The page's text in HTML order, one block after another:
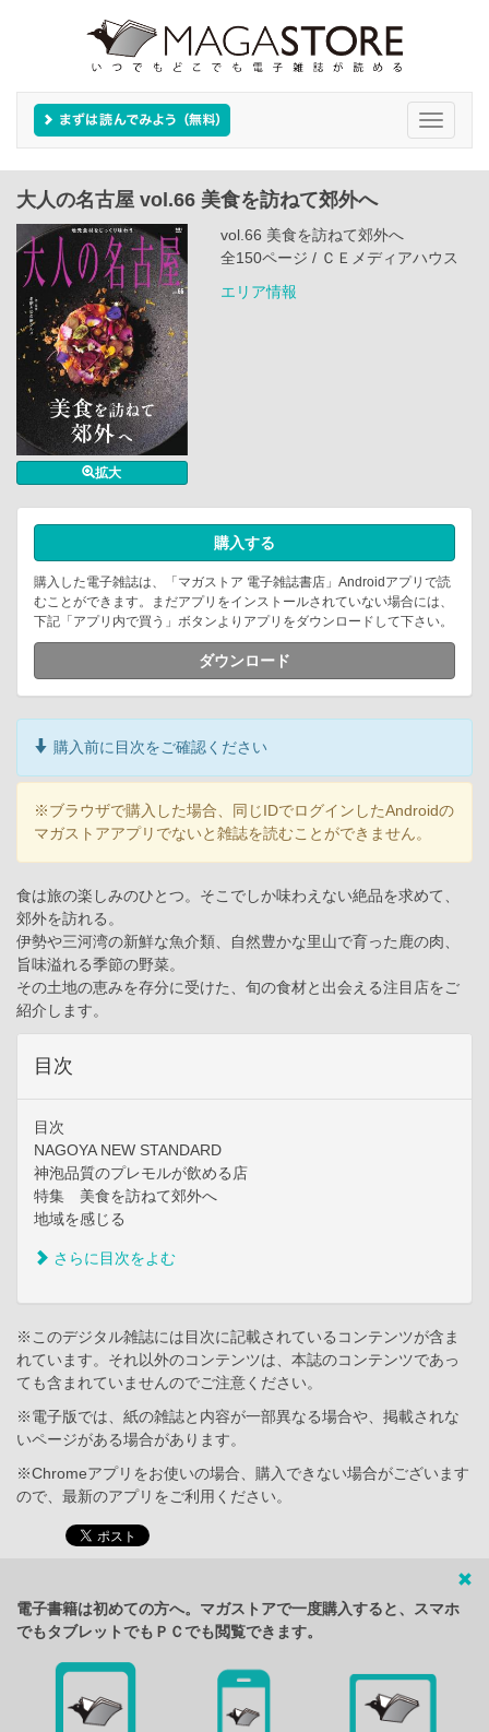
Toggle
大人の名古屋 vol.66 美食を訪ねて郊外へ
拡大
vol.66 美食を訪ねて郊外へ
全150ページ / ＣＥメディアハウス
エリア情報
購入する
購入した電子雑誌は、「マガストア 電子雑誌書店」Androidアプリで読
むことができます。まだアプリをインストールされていない場合には、
下記「アプリ内で買う」ボタンよりアプリをダウンロードして下さい。
ダウンロード
購入前に目次をご確認ください
※ブラウザで購入した場合、同じIDでログインしたAndroidの
マガストアアプリでないと雑誌を読むことができません。
食は旅の楽しみのひとつ。そこでしか味わえない絶品を求めて、
郊外を訪れる。
伊勢や三河湾の新鮮な魚介類、自然豊かな里山で育った鹿の肉、
旨味溢れる季節の野菜。
その土地の恵みを存分に受けた、旬の食材と出会える注目店をご
紹介します。
目次
目次
NAGOYA NEW STANDARD
神泡品質のプレモルが飲める店
特集 美食を訪ねて郊外へ
地域を感じる
さらに目次をよむ
※このデジタル雑誌には目次に記載されているコンテンツが含ま
れています。それ以外のコンテンツは、本誌のコンテンツであっ
ても含まれていませんのでご注意ください。
※電子版では、紙の雑誌と内容が一部異なる場合や、掲載されな
いページがある場合があります。
※Chromeアプリをお使いの場合、購入できない場合がございます
ので、最新のアプリをご利用ください。
電子書籍は初めての方へ。マガストアで一度購入すると、スマホ
でもタブレットでもＰＣでも閲覧できます。